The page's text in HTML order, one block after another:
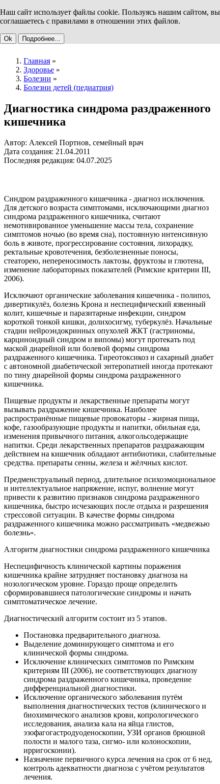
Наш сайт использует файлы cookie. Пользуясь нашим сайтом, вы
соглашаетесь с правилами в отношении этих файлов.
Ok Подробнее...
Главная »
Здоровье »
Болезни »
Болезни детей (педиатрия)
Диагностика синдрома раздраженного
кишечника
Автор: Алексей Портнов, семейный врач
Дата создания: 21.04.2011
Последняя редакция: 04.07.2025
Синдром раздраженного кишечника - диагноз исключения.
Для детского возраста симптомами, исключающими диагноз
синдрома раздраженного кишечника, считают
немотивированное уменьшение массы тела, сохранение
симптомов ночью (во время сна), постоянную интенсивную
боль в животе, прогрессирование состояния, лихорадку,
ректальные кровотечения, безболезненные поносы,
стеаторею, непереносимость лактозы, фруктозы и глютена,
изменение лабораторных показателей (Римские критерии III,
2006).
Исключают органические заболевания кишечника - полипоз,
дивертикулёз, болезнь Крона и неспецифический язвенный
колит, кишечные и паразитарные инфекции, синдром
короткой тонкой кишки, долихосигму, туберкулёз. Начальные
стадии нейроэндокринных опухолей ЖКТ (гастриномы,
карциноидный синдром и випомы) могут протекать под
маской диарейной или болевой формы синдрома
раздраженного кишечника. Тиреотоксикоз и сахарный диабет
с автономной диабетической энтеропатией иногда протекают
по тину диарейной формы синдрома раздраженного
кишечника.
Пищевые продукты и лекарственные препараты могут
вызывать раздражение кишечника. Наиболее
распространённые пищевые провокаторы - жирная пища,
кофе, газообразующие продукты и напитки, обильная еда,
изменения привычного питания, алкогольсодержащие
напитки. Среди лекарственных препаратов раздражающим
действием на кишечник обладают антибиотики, слабительные
средства. препараты сенны, железа и жёлчных кислот.
Предменструальный период, длительное психоэмоциональное
и интеллектуальное напряжение, испуг, волнение могут
привести к развитию признаков синдрома раздраженного
кишечника, быстро исчезающих после отдыха и разрешения
стрессовой ситуации. В качестве формы синдрома
раздраженного кишечника можно рассматривать «медвежью
болезнь».
Алгоритм диагностики синдрома раздраженного кишечника
Неспецифичность клинической картины поражения
кишечника крайне затрудняет постановку диагноза на
нозологическом уровне. Гораздо проще определить
сформировавшиеся патологические синдромы и начать
симптоматическое лечение.
Диагностический алгоритм состоит из 5 этапов.
Постановка предварительного диагноза.
Выделение доминирующего симптома и его
клинической формы синдрома.
Исключение клинических симптомов по Римским
критериям III (2006), не соответствующих диагнозу
синдрома раздраженного кишечника, проведение
дифференциальной диагностики.
Исключение органического заболевания путём
выполнения диагностических тестов (клинического и
биохимического анализов крови, копрологического
исследования, анализа кала на яйца глистов,
эзофагогастродуоденоскопии, УЗИ органов брюшной
полости и малого таза, сигмо- или колоноскопии,
ирригосконии).
Назначение первичного курса лечения на срок от 6 нед,
контроль адекватности диагноза с учётом результатов
лечения.